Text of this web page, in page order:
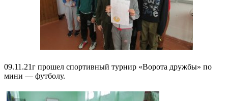
09.11.21г прошел спортивный турнир «Ворота дружбы» по
мини — футболу.